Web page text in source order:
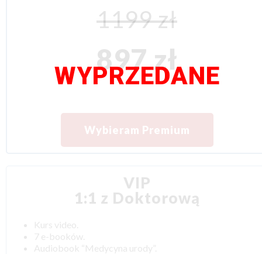
1199 zł
897 zł
Wybieram Premium
WYPRZEDANE
VIP
1:1 z Doktorową